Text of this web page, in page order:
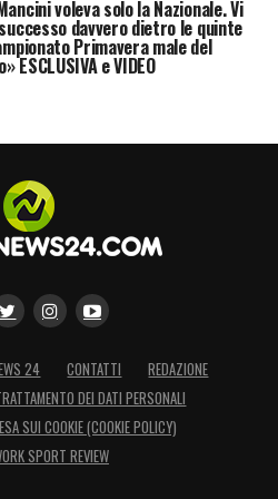
voleva solo la Nazionale. Vi
davvero dietro le quinte
Primavera male del
ESCLUSIVA e VIDEO
24 CONTATTI
REDAZIONE
DEI DATI PERSONALI
SUI COOKIE (COOKIE POLICY)
SPORT REVIEW